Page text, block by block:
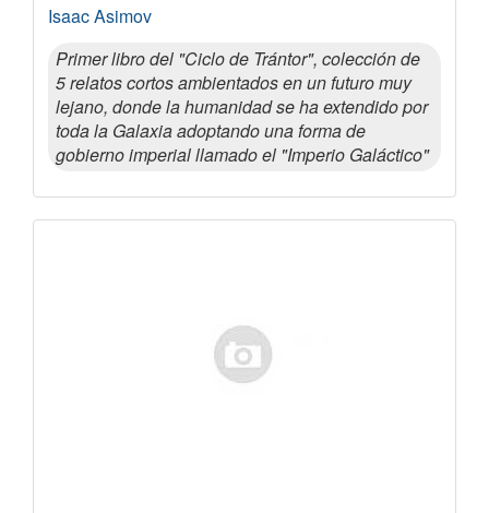
Isaac Asimov
Primer libro del "Ciclo de Trántor", colección de
5 relatos cortos ambientados en un futuro muy
lejano, donde la humanidad se ha extendido por
toda la Galaxia adoptando una forma de
gobierno imperial llamado el "Imperio Galáctico"